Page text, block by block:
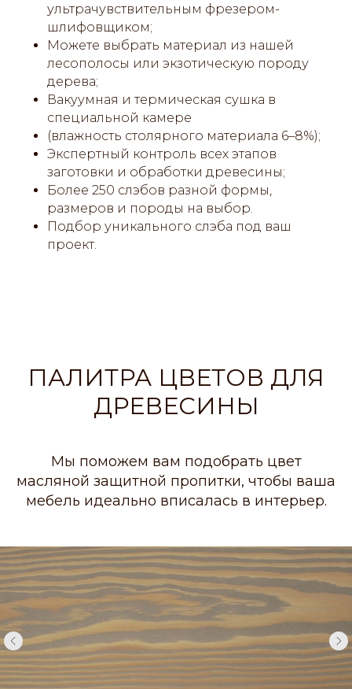
ультрачувствительным фрезером-
шлифовщиком;
Можете выбрать материал из нашей
лесополосы или экзотическую породу
дерева;
Вакуумная и термическая сушка в
специальной камере
(влажность столярного материала 6–8%);
Экспертный контроль всех этапов
заготовки и обработки древесины;
Более 250 слэбов разной формы,
размеров и породы на выбор.
Подбор уникального слэба под ваш
проект.
ПАЛИТРА ЦВЕТОВ ДЛЯ
ДРЕВЕСИНЫ
Мы поможем вам подобрать цвет
масляной защитной пропитки, чтобы ваша
мебель идеально вписалась в интерьер.